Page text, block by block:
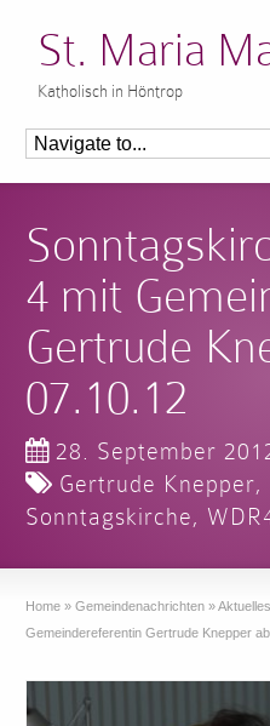
St. Maria
Katholisch in Höntrop
4 mit
Gertrude
07.10.12
28. September
Gertrude Knepper,
Sonntagskirche,
Home » Gemeindenachrichten »Aktuelles
Gemeindereferentin Gertrude Knepper